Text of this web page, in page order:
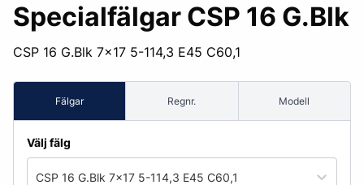
Specialfälgar CSP 16 G.Blk
CSP 16 G.Blk 7x17 5-114,3 E45 C60,1
Fälgar Regnr. Modell
Välj fälg
CSP 16 G.Blk 7x17 5-114,3 E45 C60,1